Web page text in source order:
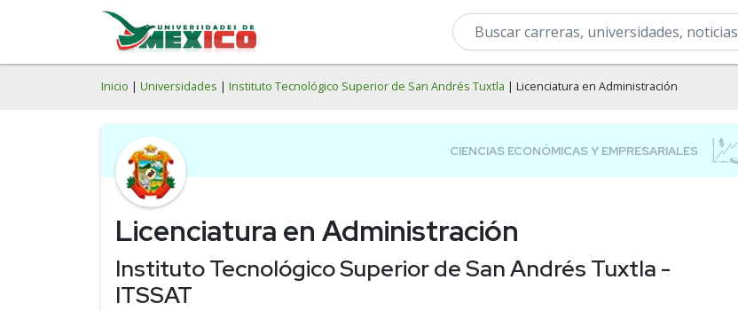
Inicio | Universidades | Instituto Tecnológico Superior de San Andrés Tuxtla | Licenciatura en Administración
Licenciatura en Administración
Instituto Tecnológico Superior de San Andrés Tuxtla -
ITSSAT